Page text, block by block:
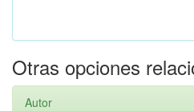
Otras opciones
Autor